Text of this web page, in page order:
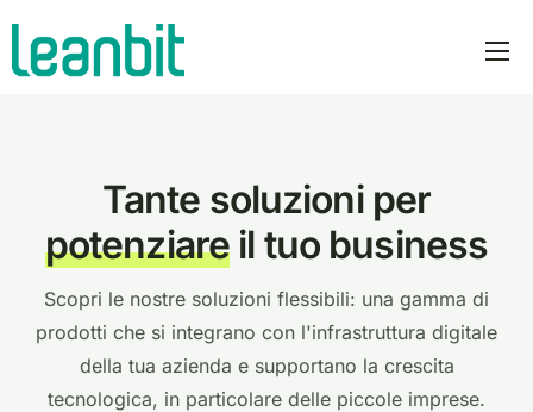
azienda
manifesto
newsroom
italiano
Tante soluzioni per
potenziare il tuo business
Scopri le nostre soluzioni flessibili: una gamma di
prodotti che si integrano con l'infrastruttura digitale
della tua azienda e supportano la crescita
tecnologica, in particolare delle piccole imprese.